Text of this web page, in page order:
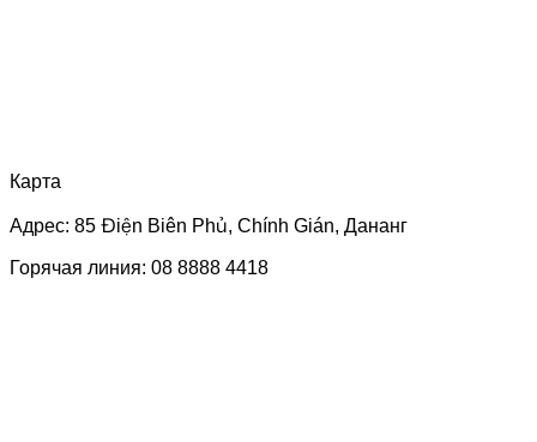
Карта
Адрес: 85 Điện Biên Phủ, Chính Gián, Дананг
Горячая линия: 08 8888 4418